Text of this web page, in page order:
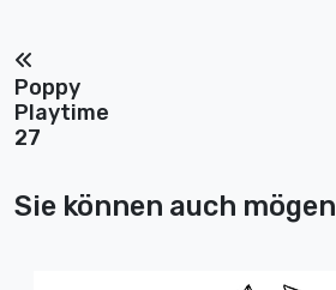
Poppy
Playtime
27
Sie können auch mögen